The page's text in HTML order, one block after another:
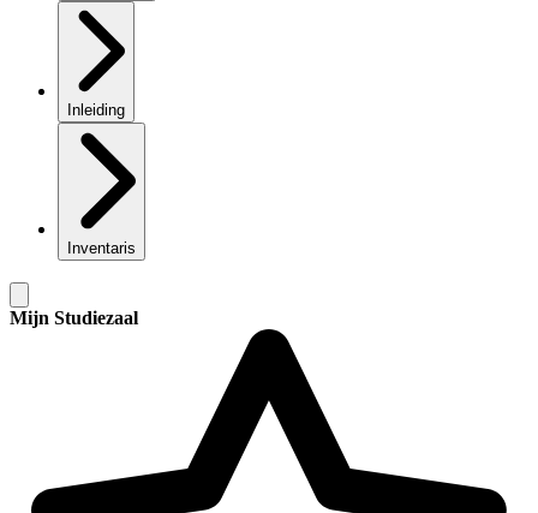
Inleiding
Inventaris
Mijn Studiezaal